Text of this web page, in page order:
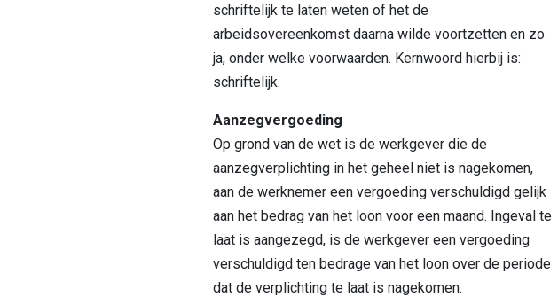
schriftelijk te laten weten of het de
arbeidsovereenkomst daarna wilde voortzetten en zo
ja, onder welke voorwaarden. Kernwoord hierbij is:
schriftelijk.
Aanzegvergoeding
Op grond van de wet is de werkgever die de
aanzegverplichting in het geheel niet is nagekomen,
aan de werknemer een vergoeding verschuldigd gelijk
aan het bedrag van het loon voor een maand. Ingeval te
laat is aangezegd, is de werkgever een vergoeding
verschuldigd ten bedrage van het loon over de periode
dat de verplichting te laat is nagekomen.